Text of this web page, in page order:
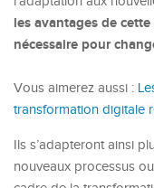
les avantages de
nécessaire pour
Vous aimerez aussi :
transformation digitale
Ils s’adapteront ainsi
nouveaux processus